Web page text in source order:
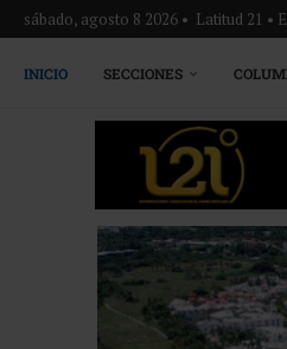
sábado, agosto 8 2026 • Latitud 21 •
INICIO SECCIONES